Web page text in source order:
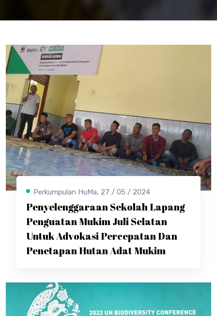
Perkumpulan HuMa, 27 / 05 / 2024
Penyelenggaraan Sekolah Lapang
Penguatan Mukim Juli Selatan
Untuk Advokasi Percepatan Dan
Penetapan Hutan Adat Mukim